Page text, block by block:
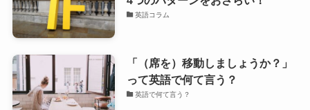
英語コラム
「（席を）移動しましょうか？」
って英語で何て言う？
英語で何て言う？